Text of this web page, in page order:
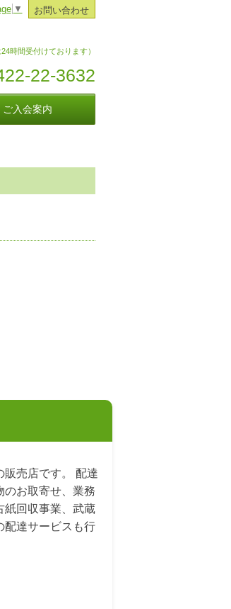
お問い合わせ
▼
時間受付けております）
22-3632
ご入会案内
販売店です。 配達
のお取寄せ、業務
紙回収事業、武蔵
配達サービスも行